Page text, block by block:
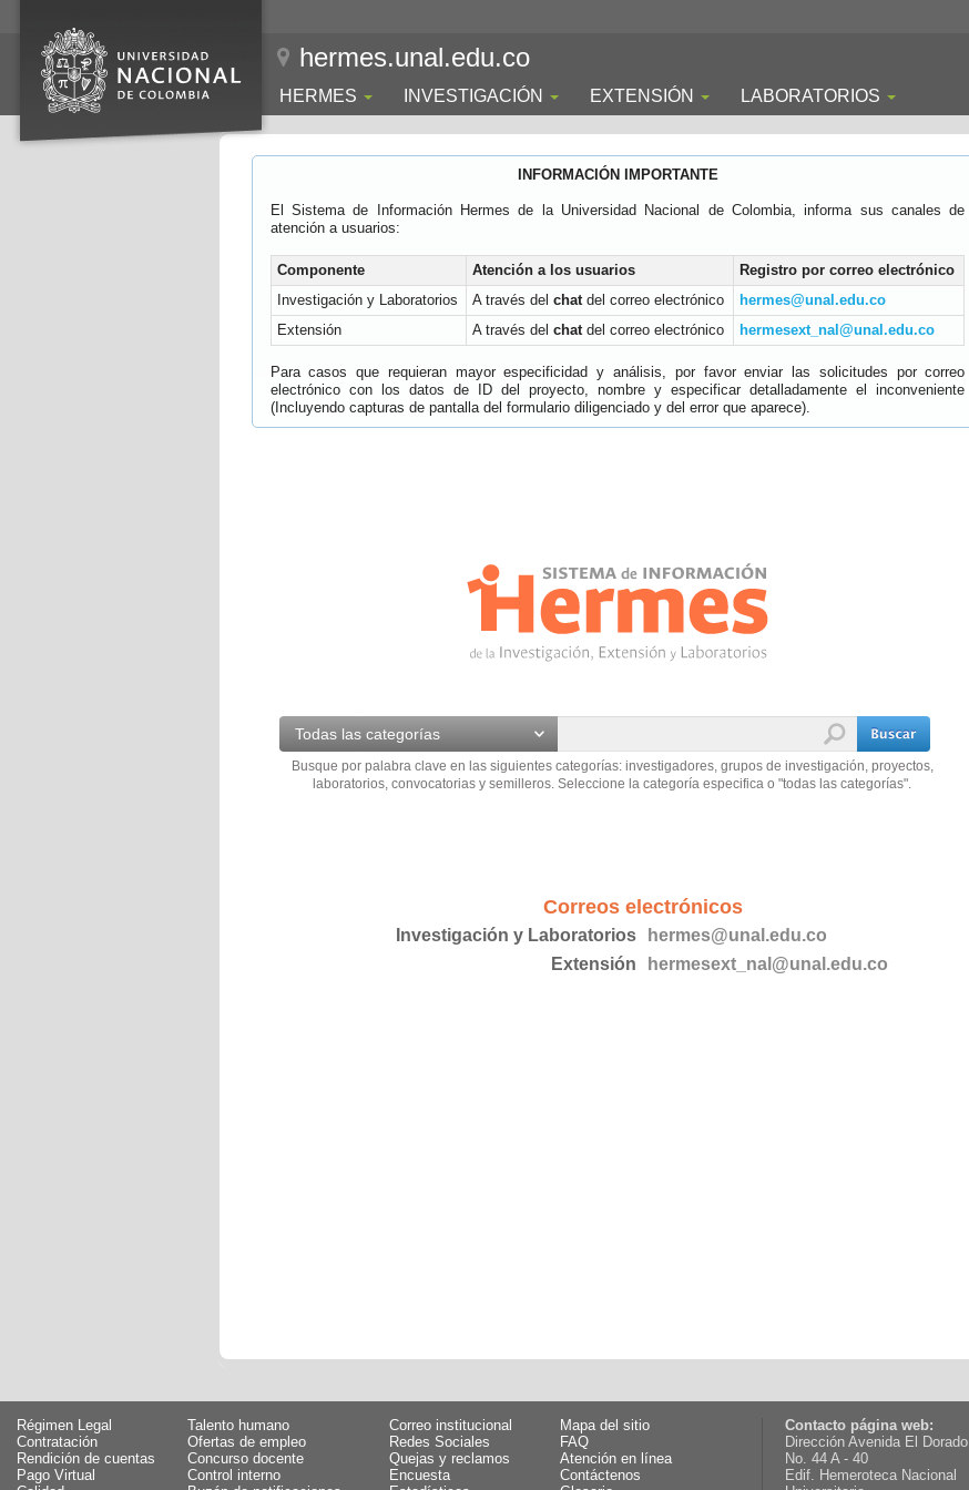
hermes.unal.edu.co
HERMES INVESTIGACIÓN EXTENSIÓN LABORATORIOS
INFORMACIÓN IMPORTANTE
El Sistema de Información Hermes de la Universidad Nacional de Colombia, informa sus canales de
atención a usuarios:
Componente Atención a los usuarios
Registro por correo electrónico
Investigación y Laboratorios
A través del chatdel correo electrónico
hermes@unal.edu.co
Extensión
A través del chatdel correo electrónico hermesext_nal@unal.edu.co
Para casos que requieran mayor especificidad y análisis, por favor enviar las solicitudes por correo
electrónico con los datos de ID del proyecto, nombre y especificar detalladamente el inconveniente
(Incluyendo capturas de pantalla del formulario diligenciado y del error que aparece).
Todas las categorías
Busque por palabra clave en las siguientes categorías: investigadores, grupos de investigación, proyectos,
laboratorios, convocatorias y semilleros. Seleccione la categoría especifica o "todas las categorías".
Correos electrónicos
Investigación y Laboratorios
hermes@unal.edu.co
Extensión
hermesext_nal@unal.edu.co
Régimen Legal
Talento humano
Contratación
Ofertas de empleo
Rendición de cuentas
Concurso docente
Pago Virtual
Control interno
Correo institucional
Mapa del sitio
Redes Sociales
FAQ
Quejas y reclamos
Atención en línea
Encuesta
Contáctenos
Contacto página web:
Dirección Avenida El Dorado
No. 44 A - 40
Edif. Hemeroteca Nacional